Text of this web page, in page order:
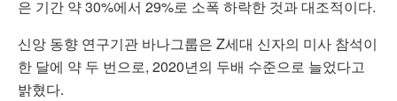
은 기간 약 30%에서 29%로 소폭 하락한 것과 대조적이다.
신앙 동향 연구기관 바나그룹은 Z세대 신자의 미사 참석이
한 달에 약 두 번으로, 2020년의 두배 수준으로 늘었다고
밝혔다.